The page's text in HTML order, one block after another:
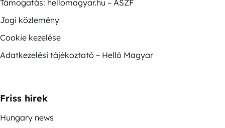
Támogatás: hellomagyar.hu – ÁSZF
Jogi közlemény
Cookie kezelése
Adatkezelési tájékoztató – Helló Magyar
Friss hírek
Hungary news